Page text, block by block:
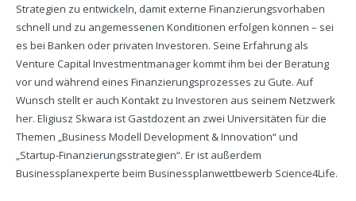
Strategien zu entwickeln, damit externe Finanzierungsvorhaben
schnell und zu angemessenen Konditionen erfolgen können – sei
es bei Banken oder privaten Investoren. Seine Erfahrung als
Venture Capital Investmentmanager kommt ihm bei der Beratung
vor und während eines Finanzierungsprozesses zu Gute. Auf
Wunsch stellt er auch Kontakt zu Investoren aus seinem Netzwerk
her. Eligiusz Skwara ist Gastdozent an zwei Universitäten für die
Themen „Business Modell Development & Innovation“ und
„Startup-Finanzierungsstrategien“. Er ist außerdem
Businessplanexperte beim Businessplanwettbewerb Science4Life.